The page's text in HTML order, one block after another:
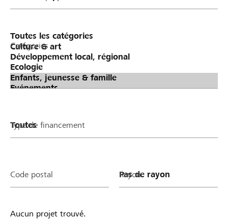
Catégories
Type de financement
Code postal Rayon
Aucun projet trouvé.